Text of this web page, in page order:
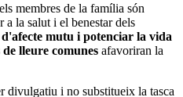
membres de la família són
a la salut i el benestar dels
mutu i potenciar la vida
lleure comunes afavoriran la
divulgatiu i no substitueix la tasca